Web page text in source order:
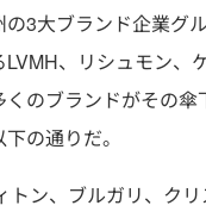
3大ブランド企業グ
、リシュモン、
のブランドがその傘
の通りだ。
トン、ブルガリ、ク